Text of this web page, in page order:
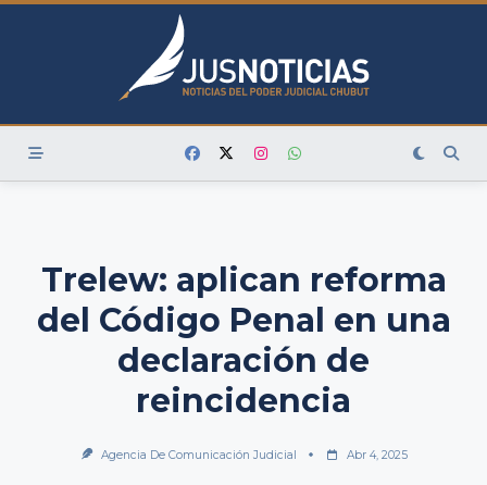
Skip
Trelew: aplican reforma
del Código Penal en una
declaración de
reincidencia
Agencia De Comunicación Judicial Abr 4, 2025